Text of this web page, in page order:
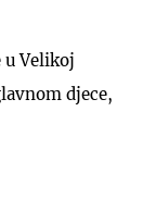
Velikoj
djece,